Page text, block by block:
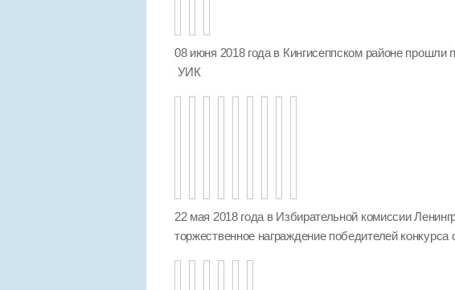
08 июня 2018 года в Кингисеппском районе
УИК
22 мая 2018 года в Избирательной комиссии
торжественное награждение победителей